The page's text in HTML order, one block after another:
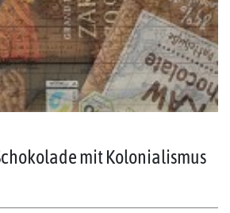
mit Kolonialismus